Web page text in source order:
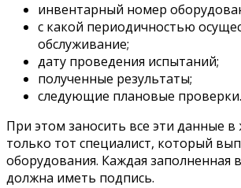
инвентарный номер
с какой периодичностью
обслуживание;
дату проведения испытаний;
полученные результаты;
следующие плановые проверки.
При этом заносить все эти данные
только тот специалист, который
оборудования. Каждая заполненная
должна иметь подпись.